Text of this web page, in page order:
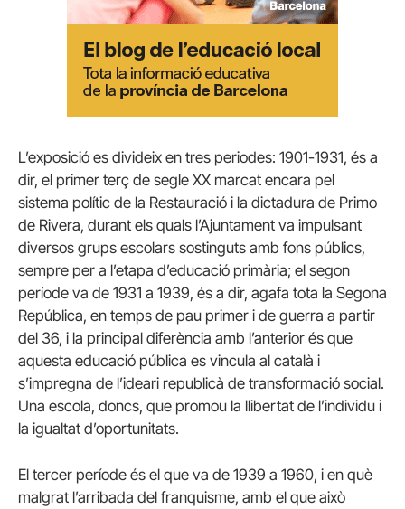
L’exposició es divideix en tres periodes: 1901-1931, és a
dir, el primer terç de segle XX marcat encara pel
sistema polític de la Restauració i la dictadura de Primo
de Rivera, durant els quals l’Ajuntament va impulsant
diversos grups escolars sostinguts amb fons públics,
sempre per a l’etapa d’educació primària; el segon
període va de 1931 a 1939, és a dir, agafa tota la Segona
República, en temps de pau primer i de guerra a partir
del 36, i la principal diferència amb l’anterior és que
aquesta educació pública es vincula al català i
s’impregna de l’ideari republicà de transformació social.
Una escola, doncs, que promou la llibertat de l’individu i
la igualtat d’oportunitats.
El tercer període és el que va de 1939 a 1960, i en què
malgrat l’arribada del franquisme, amb el que això